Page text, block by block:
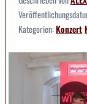
Kategorien:Konzert